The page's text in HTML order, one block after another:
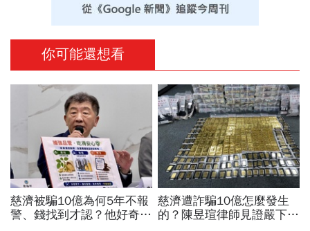
你可能還想看
慈濟被騙10億為何5年不報
警、錢找到才認？他好奇：
慈濟遭詐騙10億怎麼發生
的？陳昱瑄律師見證嚴下跪